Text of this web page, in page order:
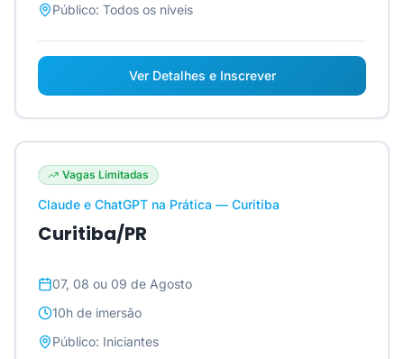
Público: Todos os níveis
Ver Detalhes e Inscrever
Vagas Limitadas
Claude e ChatGPT na Prática — Curitiba
Curitiba/PR
07, 08 ou 09 de Agosto
10h de imersão
Público: Iniciantes